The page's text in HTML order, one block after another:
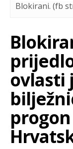
Blokirani. (fb
ovlasti